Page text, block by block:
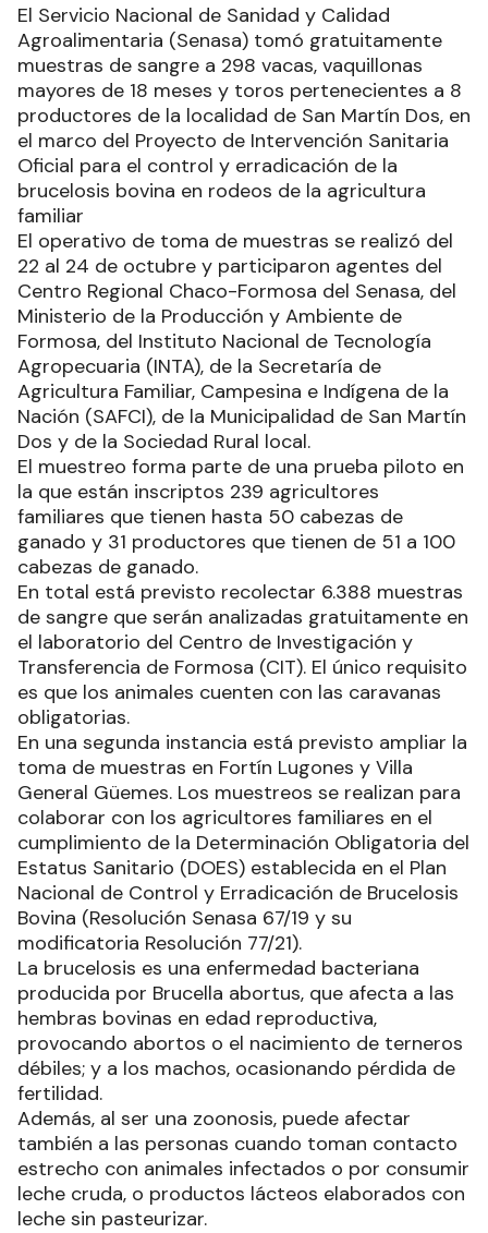
El Servicio Nacional de Sanidad y Calidad
Agroalimentaria (Senasa) tomó gratuitamente
muestras de sangre a 298 vacas, vaquillonas
mayores de 18 meses y toros pertenecientes a 8
productores de la localidad de San Martín Dos, en
el marco del Proyecto de Intervención Sanitaria
Oficial para el control y erradicación de la
brucelosis bovina en rodeos de la agricultura
familiar
El operativo de toma de muestras se realizó del
22 al 24 de octubre y participaron agentes del
Centro Regional Chaco-Formosa del Senasa, del
Ministerio de la Producción y Ambiente de
Formosa, del Instituto Nacional de Tecnología
Agropecuaria (INTA), de la Secretaría de
Agricultura Familiar, Campesina e Indígena de la
Nación (SAFCI), de la Municipalidad de San Martín
Dos y de la Sociedad Rural local.
El muestreo forma parte de una prueba piloto en
la que están inscriptos 239 agricultores
familiares que tienen hasta 50 cabezas de
ganado y 31 productores que tienen de 51 a 100
cabezas de ganado.
En total está previsto recolectar 6.388 muestras
de sangre que serán analizadas gratuitamente en
el laboratorio del Centro de Investigación y
Transferencia de Formosa (CIT). El único requisito
es que los animales cuenten con las caravanas
obligatorias.
En una segunda instancia está previsto ampliar la
toma de muestras en Fortín Lugones y Villa
General Güemes. Los muestreos se realizan para
colaborar con los agricultores familiares en el
cumplimiento de la Determinación Obligatoria del
Estatus Sanitario (DOES) establecida en el Plan
Nacional de Control y Erradicación de Brucelosis
Bovina (Resolución Senasa 67/19 y su
modificatoria Resolución 77/21).
La brucelosis es una enfermedad bacteriana
producida por Brucella abortus, que afecta a las
hembras bovinas en edad reproductiva,
provocando abortos o el nacimiento de terneros
débiles; y a los machos, ocasionando pérdida de
fertilidad.
Además, al ser una zoonosis, puede afectar
también a las personas cuando toman contacto
estrecho con animales infectados o por consumir
leche cruda, o productos lácteos elaborados con
leche sin pasteurizar.